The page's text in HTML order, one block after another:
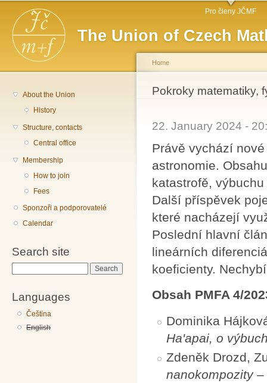
The Union of Czech
Main menu Pro členy JČMF
About the Union
History
Structure, contacts
Central office
Membership
How to join
Fees
Sponzoři a podporovatelé
Calendar
Search site
Languages
Čeština
English
You are here
Home
Pokroky matematiky,
22. January 2024 -
Právě vychází
astronomie.
katastrofě,
Další příspěvek
které nacházejí
Poslední hlavní
lineárních
koeficienty.
Obsah PMFA 4/
Dominika
Ha'apai, o
Zdeněk Drozd,
nanokompozity